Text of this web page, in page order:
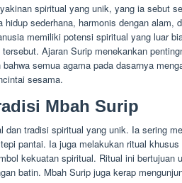
spiritual yang unik, yang ia sebut
hidup sederhana, harmonis dengan alam,
memiliki potensi spiritual yang luar
Ajaran Surip menekankan
semua agama pada dasarnya
sesama.
Mbah Surip
dan tradisi spiritual yang unik. Ia sering
pantai. Ia juga melakukan ritual
kekuatan spiritual. Ritual ini bertujuan
batin. Mbah Surip juga kerap